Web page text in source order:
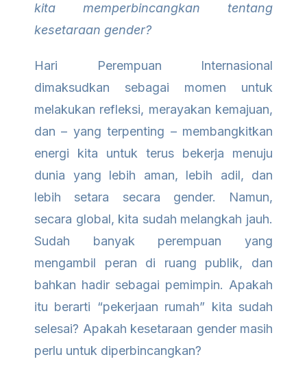
kita memperbincangkan tentang
kesetaraan gender?
Hari Perempuan Internasional
dimaksudkan sebagai momen untuk
melakukan refleksi, merayakan kemajuan,
dan – yang terpenting – membangkitkan
energi kita untuk terus bekerja menuju
dunia yang lebih aman, lebih adil, dan
lebih setara secara gender. Namun,
secara global, kita sudah melangkah jauh.
Sudah banyak perempuan yang
mengambil peran di ruang publik, dan
bahkan hadir sebagai pemimpin. Apakah
itu berarti “pekerjaan rumah” kita sudah
selesai? Apakah kesetaraan gender masih
perlu untuk diperbincangkan?